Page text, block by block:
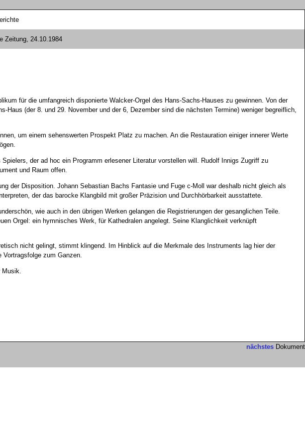
Zeitung, 24.10.1984
für die umfangreich disponierte Walcker-Orgel des Hans-Sachs-Hauses zu gewinnen. Von der
(der 8. und 29. November und der 6, Dezember sind die nächsten Termine) weniger begreiflich,
um einem sehenswerten Prospekt Platz zu machen. An die Restauration einiger innerer Werte
der ad hoc ein Programm erlesener Literatur vorstellen will. Rudolf Innigs Zugriff zu
und Raum offen.
der Disposition. Johann Sebastian Bachs Fantasie und Fuge c-Moll war deshalb nicht gleich als
der das barocke Klangbild mit großer Präzision und Durchhörbarkeit ausstattete.
wie auch in den übrigen Werken gelangen die Registrierungen der gesanglichen Teile.
Orgel: ein hymnisches Werk, für Kathedralen angelegt. Seine Klanglichkeit verknüpft
nicht gelingt, stimmt klingend. Im Hinblick auf die Merkmale des Instruments lag hier der
zum Ganzen.
Musik.
nächstes Dokument